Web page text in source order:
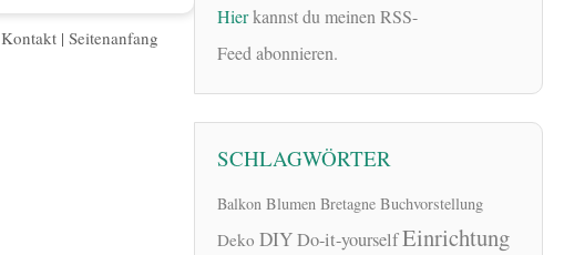
Kontakt | Seitenanfang
Hierkannst du meinen RSS-
Feed abonnieren.
SCHLAGWÖRTER
Balkon Blumen Bretagne Buchvorstellung
Deko DIYDo-it-yourselfEinrichtung